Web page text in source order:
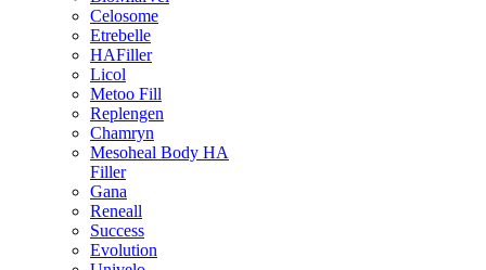
Celosome
Etrebelle
HAFiller
Licol
Metoo Fill
Replengen
Chamryn
Mesoheal Body HA
Filler
Gana
Reneall
Success
Evolution